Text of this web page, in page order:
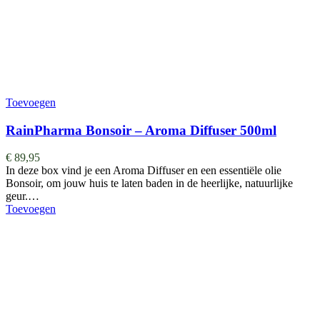
Toevoegen
RainPharma Bonsoir – Aroma Diffuser 500ml
€ 89,95
In deze box vind je een Aroma Diffuser en een essentiële olie
Bonsoir, om jouw huis te laten baden in de heerlijke, natuurlijke
geur.…
Toevoegen